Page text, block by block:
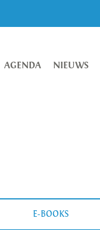
AGENDA NIEUWS
E-BOOKS